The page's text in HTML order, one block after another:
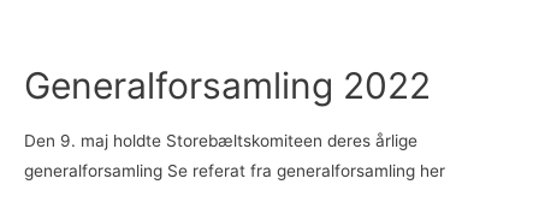
Generalforsamling 2022
Den 9. maj holdte Storebæltskomiteen deres årlige
generalforsamling Se referat fra generalforsamling her